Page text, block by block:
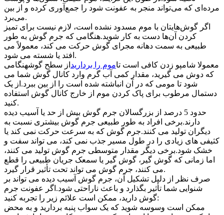
مرده‌ای که می‌تواند منجر به عفونت شود را جمع‌آوری کرده و از بین
می‌برد.
اگر گوش‌هایتان با موم مسدود نشده است، لازم نیست برای تمیز
کردن آن‌ها دست به کار شوید.هنگامی که جرم گوش به طور
طبیعی به سمت دهانه مجرای گوش حرکت می کند، معمولاً می
افتد یا شسته می شود.
معمولا شامپو زدن کافی است تاموم را بردارید از سطح گوشهنگامی
که دوش می گیرید، مقدار کمی آب گرم وارد کانال گوش شما می
شود تا مومی که در آن انباشته شده است را از بین ببرد.از یک
دستمال مرطوب برای پاک کردن موم از خارج کانال گوش استفاده
کنید.
حدود 5 درصد از بزرگسالان جرم گوش بیش از حد یا آسیب دیده
دارند.برخی افراد به طور طبیعی جرم گوش بیشتری نسبت به
دیگران تولید می کنند.جرم گوش که به سرعت حرکت نمی کند یا
کثیفی های زیادی را در طول مسیر جذب نمی کند، می تواند سفت و
خشک شود.برخی دیگر مقدار متوسطی جرم گوش تولید می کنند،
اما زمانی که گوش گیر، گوش گیر یا سمعک جریان طبیعی را قطع
می کنند، جرم گوش می تواند تحت تأثیر قرار گیرد.
صرف نظر از دلیل تشکیل آن، جرم گوش آسیب دیده می تواند بر
شنوایی شما تأثیر بگذارد و باعث ناراحتی شود.اگر عفونت جرم
گوش دارید، ممکن است علائم زیر را تجربه کنید:
ممکن است وسوسه شوید که یک سواب پنبه بردارید و به محض